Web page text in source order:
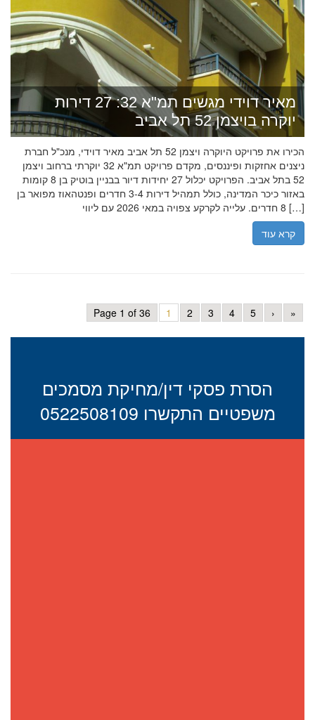
מאיר דוידי מגשים תמ"א 32: 27 דירות
יוקרה בויצמן 52 תל אביב
הכירו את פרויקט היוקרה ויצמן 52 תל אביב מאיר דוידי, מנכ"ל חברת
ניצנים אחזקות ופיננסים, מקדם פרויקט תמ"א 32 יוקרתי ברחוב ויצמן
52 בתל אביב. הפרויקט יכלול 27 יחידות דיור בבניין בוטיק בן 8 קומות
באזור כיכר המדינה, כולל תמהיל דירות 3-4 חדרים ופנטהאוז מפואר בן
8 חדרים. עלייה לקרקע צפויה במאי 2026 עם ליווי […]
קרא עוד
Page 1 of 36 1 2 3 4 5 › »
הסרת פסקי דין/מחיקת מסמכים
משפטיים התקשרו 0522508109